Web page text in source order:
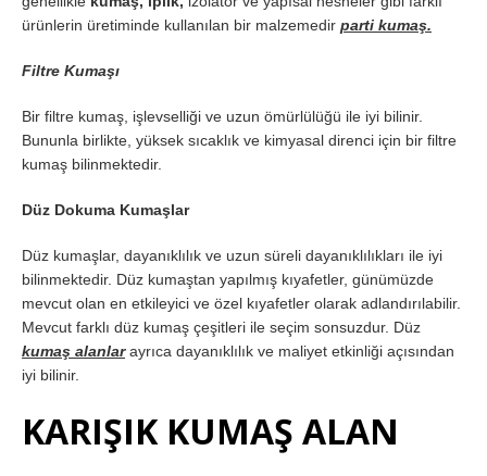
ürünlerin üretiminde kullanılan bir malzemedir parti kumaş.
Filtre Kumaşı
Bir filtre kumaş, işlevselliği ve uzun ömürlülüğü ile iyi bilinir.
Bununla birlikte, yüksek sıcaklık ve kimyasal direnci için bir filtre
kumaş bilinmektedir.
Düz Dokuma Kumaşlar
Düz kumaşlar, dayanıklılık ve uzun süreli dayanıklılıkları ile iyi
bilinmektedir. Düz kumaştan yapılmış kıyafetler, günümüzde
mevcut olan en etkileyici ve özel kıyafetler olarak adlandırılabilir.
Mevcut farklı düz kumaş çeşitleri ile seçim sonsuzdur. Düz
kumaş alanlarayrıca dayanıklılık ve maliyet etkinliği açısından
iyi bilinir.
KARIŞIK KUMAŞ ALAN